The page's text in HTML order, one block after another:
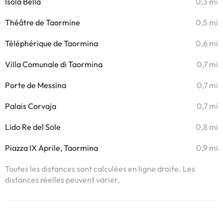
Théâtre de Taormine 0,5 mi
Téléphérique de Taormina 0,6 mi
Villa Comunale di Taormina 0,7 mi
Porte de Messina 0,7 mi
Palais Corvaja 0,7 mi
Lido Re del Sole 0,8 mi
Piazza IX Aprile, Taormina 0,9 mi
Toutes les distances sont calculées en ligne droite. Les
distances réelles peuvent varier.